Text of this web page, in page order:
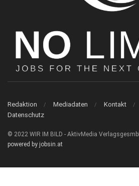
Redaktion Mediadaten Kontakt
Datenschutz
© 2022 WIR IM BILD - AktivMedia
powered by jobsin.at